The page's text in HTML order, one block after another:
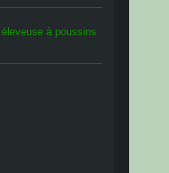
à poussins